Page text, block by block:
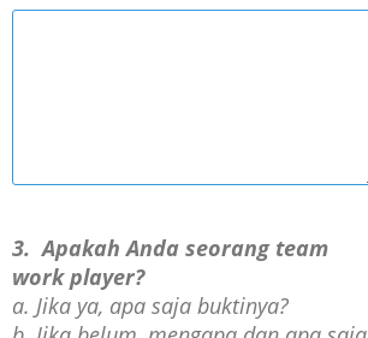
3. Apakah Anda seorang team
work player?
a. Jika ya, apa saja buktinya?